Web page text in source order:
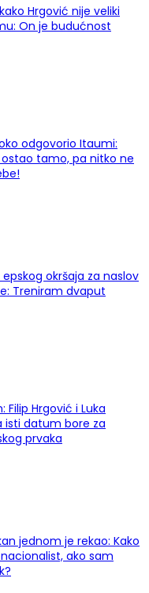
Hrgović nije veliki
On je budućnost
odgovorio Itaumi:
ostao tamo, pa nitko ne
okršaja za naslov
Treniram dvaput
Filip Hrgović i Luka
isti datum bore za
prvaka
jednom je rekao: Kako
ako sam